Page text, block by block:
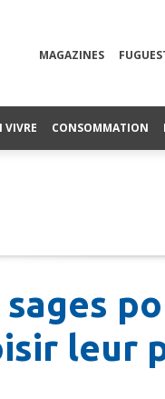
MAGAZINES
VIVRE CONSOMMATION
leur